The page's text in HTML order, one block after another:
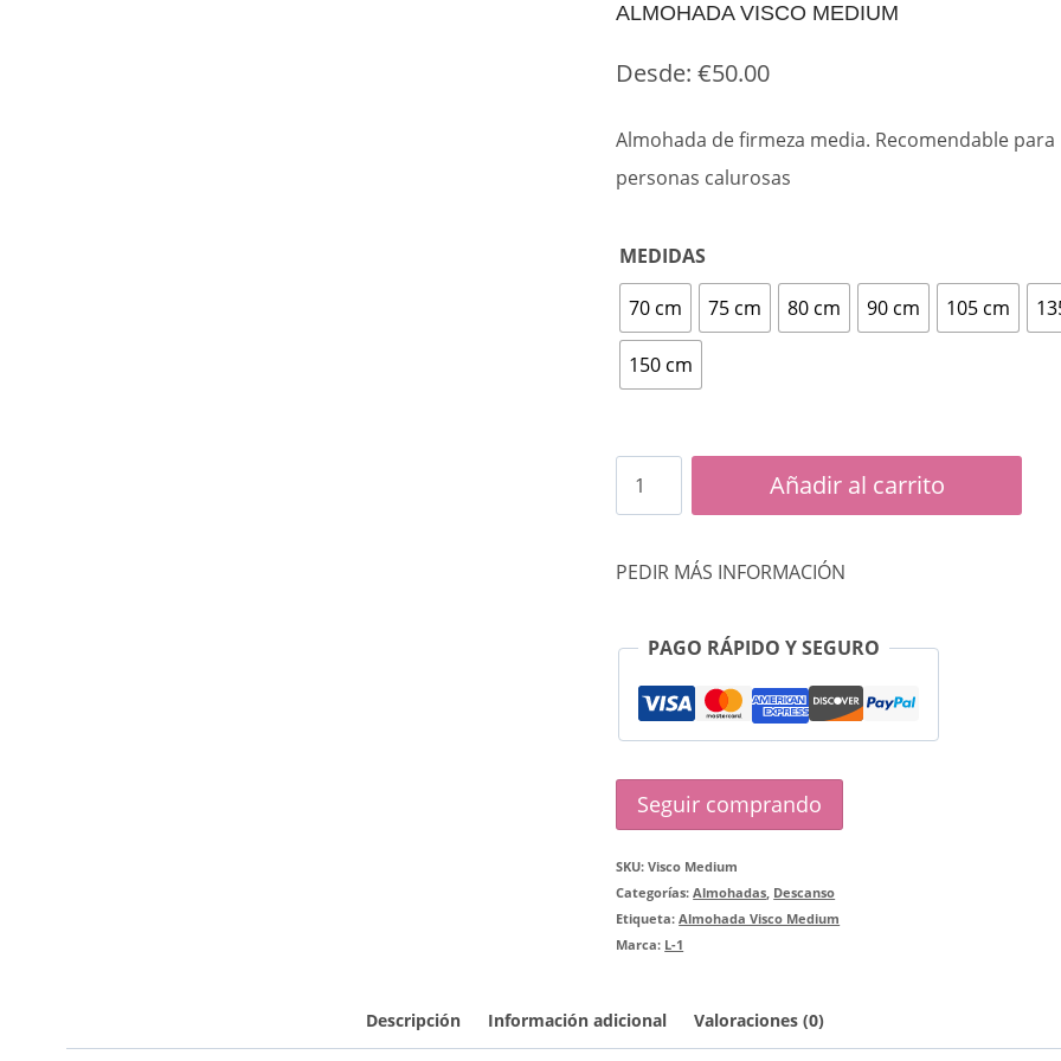
ALMOHADA VISCO MEDIUM
Desde:€50.00
Almohada de firmeza media. Recomendable para
personas calurosas
MEDIDAS
70 cm
75 cm 80 cm 90 cm 105 cm
150 cm
Almohada
Visco
cantidad
Añadir al carrito
PEDIR MÁS INFORMACIÓN
PAGO RÁPIDO Y SEGURO
Seguir comprando
SKU:Visco Medium
Categorías:Almohadas Descanso
Etiqueta:Almohada Visco Medium
Marca: L-1
Descripción Información adicional Valoraciones (0)